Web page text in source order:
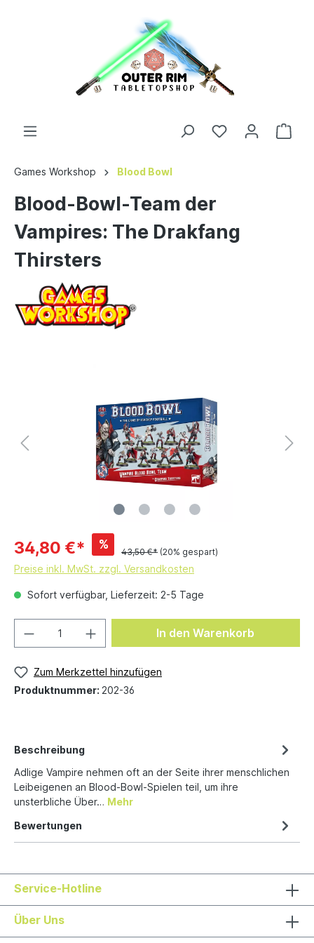
Games Workshop Blood Bowl
Blood-Bowl-Team der
Vampires: The Drakfang
Thirsters
34,80 €* %
43,50 €* (20% gespart)
Preise inkl. MwSt. zzgl. Versandkosten
Sofort verfügbar, Lieferzeit: 2-5 Tage
In den Warenkorb
Zum Merkzettel hinzufügen
Produktnummer: 202-36
Beschreibung
Adlige Vampire nehmen oft an der Seite ihrer menschlichen
Leibeigenen an Blood-Bowl-Spielen teil, um ihre
unsterbliche Über… Mehr
Bewertungen
Service-Hotline
Über Uns